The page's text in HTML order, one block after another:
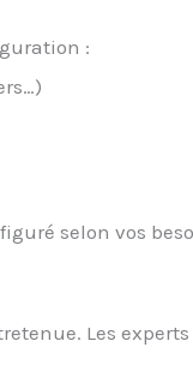
:
selon vos
Les experts